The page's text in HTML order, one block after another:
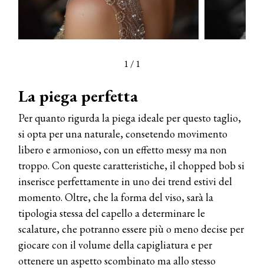
1 / 1
La piega perfetta
Per quanto rigurda la piega ideale per questo taglio,
si opta per una naturale, consetendo movimento
libero e armonioso, con un effetto messy ma non
troppo. Con queste caratteristiche, il chopped bob si
inserisce perfettamente in uno dei trend estivi del
momento. Oltre, che la forma del viso, sarà la
tipologia stessa del capello a determinare le
scalature, che potranno essere più o meno decise per
giocare con il volume della capigliatura e per
ottenere un aspetto scombinato ma allo stesso